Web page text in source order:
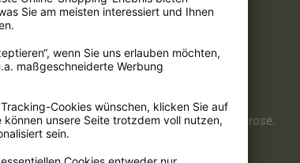
(31% Rinderhaut), Öle und Fette, Saccharose.